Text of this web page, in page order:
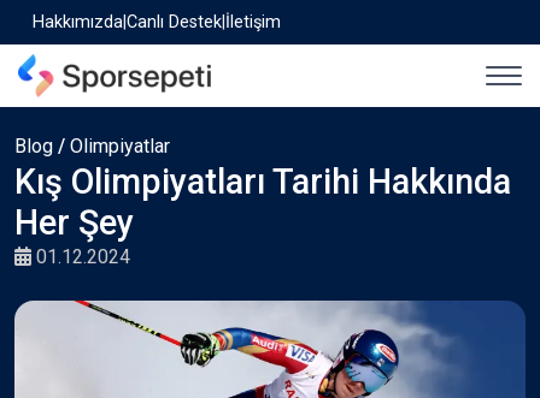
HakkımızdaCanlı Destek İletişim
Blog / Olimpiyatlar
Kış Olimpiyatları Tarihi Hakkında
Her Şey
01.12.2024